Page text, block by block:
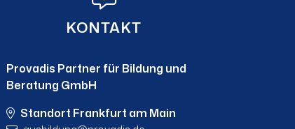
KONTAKT
Provadis Partner für Bildung und
Beratung GmbH
Standort Frankfurt am Main